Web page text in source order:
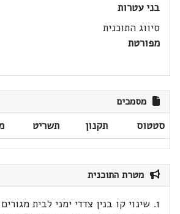
בני עטרות
סיווג התוכנית
מפורטת
מסמכים
סטטוס תקנון תשריט
מטרת התוכנית